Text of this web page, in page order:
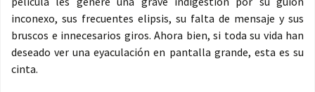
inconexo, sus frecuentes elipsis, su falta de mensaje y sus
bruscos e innecesarios giros. Ahora bien, si toda su vida han
deseado ver una eyaculación en pantalla grande, esta es su
cinta.